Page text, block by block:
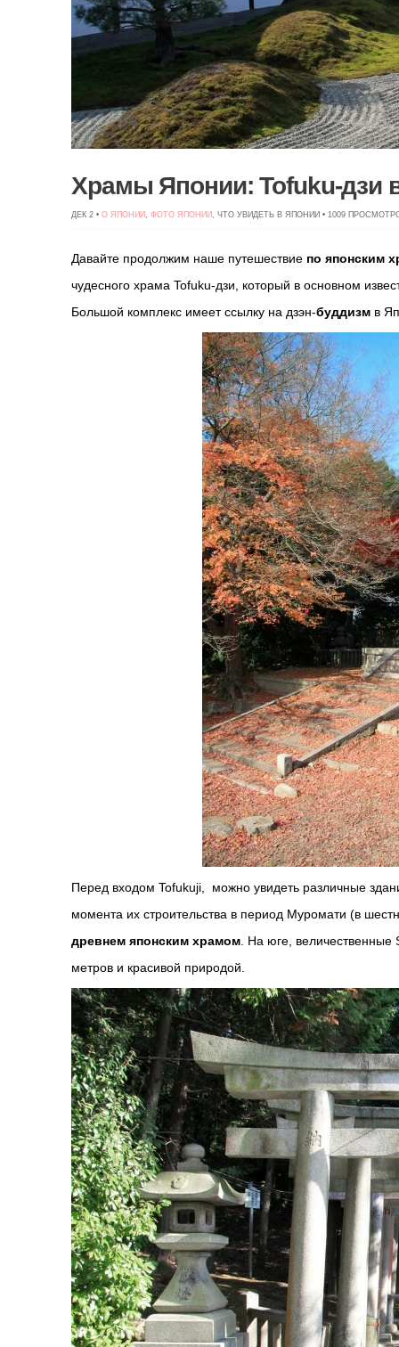
Храмы Японии: Tofuku-дзи
ДЕК 2 • О ЯПОНИИ, ФОТО ЯПОНИИ, ЧТО УВИДЕТЬ В ЯПОНИИ • 1009
Давайте продолжим наше путешествие по японским
чудесного храма Tofuku-дзи, который в основном
Большой комплекс имеет ссылку на дзэн-буддизм в
Перед входом Tofukuji, можно увидеть различные
момента их строительства в период Муромати (в
древнем японским храмом На юге, величественные
метров и красивой природой.